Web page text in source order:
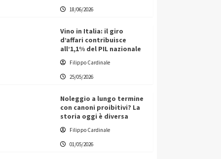
18/06/2026
Vino in Italia: il giro
d’affari contribuisce
all’1,1% del PIL nazionale
Filippo Cardinale
25/05/2026
Noleggio a lungo termine
con canoni proibitivi? La
storia oggi è diversa
Filippo Cardinale
01/05/2026